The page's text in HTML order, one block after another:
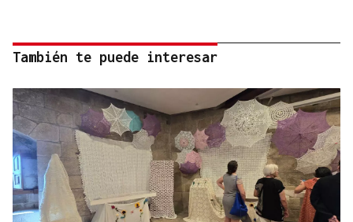
También te puede interesar